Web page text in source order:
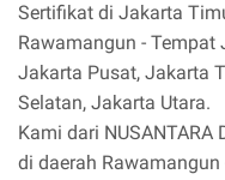
Sertifikat di Jakarta
Rawamangun - Tempat
Jakarta Pusat, Jakarta
Selatan, Jakarta Utara.
Kami dari NUSANTARA
di daerah